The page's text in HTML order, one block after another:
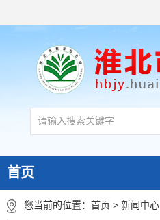
首页
您当前的位置： 首页 > 新闻中心